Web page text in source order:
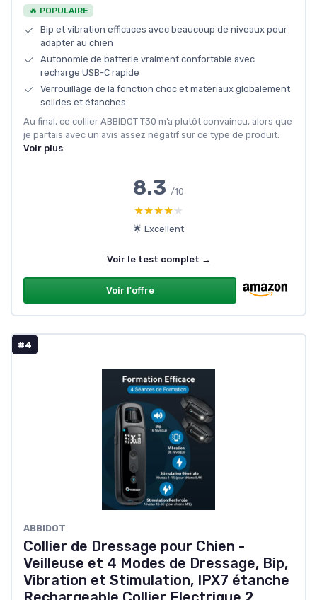
🔥 POPULAIRE
Bip et vibration efficaces avec beaucoup de niveaux pour
adapter au chien
Autonomie de batterie vraiment confortable avec
recharge USB-C rapide
Verrouillage de la fonction choc et matériaux globalement
solides et étanches
Au final, ce collier ABBIDOT T30 m’a plutôt convaincu, alors que
je partais avec un avis assez négatif sur ce type de produit.
Voir plus
8.3 /10
★★★★★
★★★★★
🌟 Excellent
Voir le test complet →
Voir l'offre
#4
ABBIDOT
Collier de Dressage pour Chien -
Veilleuse et 4 Modes de Dressage, Bip,
Vibration et Stimulation, IPX7 étanche